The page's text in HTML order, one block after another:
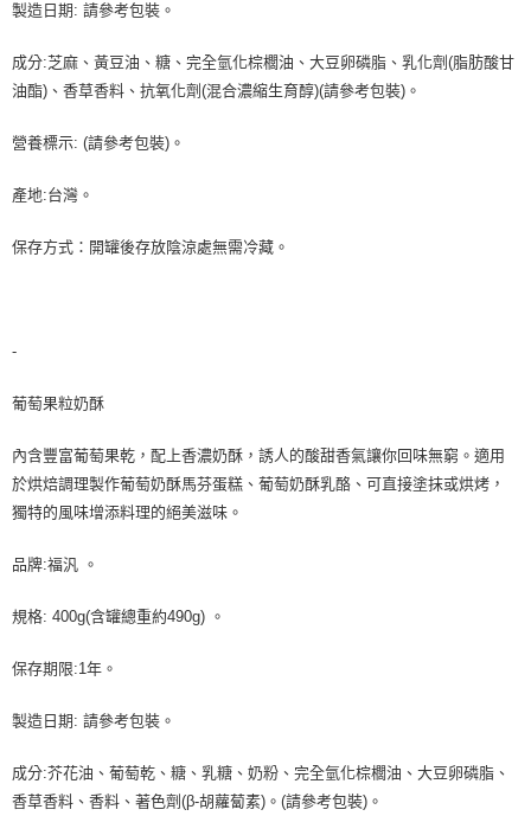
製造日期: 請參考包裝。
成分:芝麻、黃豆油、糖、完全氫化棕櫚油、大豆卵磷脂、乳化劑(脂肪酸甘
油酯)、香草香料、抗氧化劑(混合濃縮生育醇)(請參考包裝)。
營養標示: (請參考包裝)。
產地:台灣。
保存方式：開罐後存放陰涼處無需冷藏。
-
葡萄果粒奶酥
內含豐富葡萄果乾，配上香濃奶酥，誘人的酸甜香氣讓你回味無窮。適用
於烘焙調理製作葡萄奶酥馬芬蛋糕、葡萄奶酥乳酪、可直接塗抹或烘烤，
獨特的風味增添料理的絕美滋味。
品牌:福汎 。
規格: 400g(含罐總重約490g) 。
保存期限:1年。
製造日期: 請參考包裝。
成分:芥花油、葡萄乾、糖、乳糖、奶粉、完全氫化棕櫚油、大豆卵磷脂、
香草香料、香料、著色劑(β-胡蘿蔔素)。(請參考包裝)。